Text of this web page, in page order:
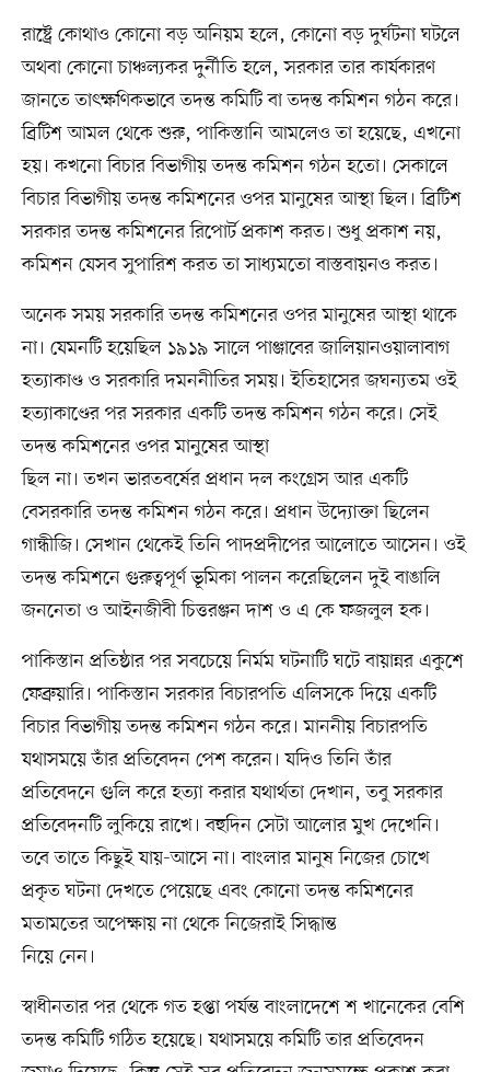
রাষ্ট্রে কোথাও কোনো বড় অনিয়ম হলে, কোনো বড় দুর্ঘটনা ঘটলে
অথবা কোনো চাঞ্চল্যকর দুর্নীতি হলে, সরকার তার কার্যকারণ
জানতে তাৎক্ষণিকভাবে তদন্ত কমিটি বা তদন্ত কমিশন গঠন করে।
ব্রিটিশ আমল থেকে শুরু, পাকিস্তানি আমলেও তা হয়েছে, এখনো
হয়। কখনো বিচার বিভাগীয় তদন্ত কমিশন গঠন হতো। সেকালে
বিচার বিভাগীয় তদন্ত কমিশনের ওপর মানুষের আস্থা ছিল। ব্রিটিশ
সরকার তদন্ত কমিশনের রিপোর্ট প্রকাশ করত। শুধু প্রকাশ নয়,
কমিশন যেসব সুপারিশ করত তা সাধ্যমতো বাস্তবায়নও করত।
অনেক সময় সরকারি তদন্ত কমিশনের ওপর মানুষের আস্থা থাকে
না। যেমনটি হয়েছিল ১৯১৯ সালে পাঞ্জাবের জালিয়ানওয়ালাবাগ
হত্যাকাণ্ড ও সরকারি দমননীতির সময়। ইতিহাসের জঘন্যতম ওই
হত্যাকাণ্ডের পর সরকার একটি তদন্ত কমিশন গঠন করে। সেই
তদন্ত কমিশনের ওপর মানুষের আস্থা
ছিল না। তখন ভারতবর্ষের প্রধান দল কংগ্রেস আর একটি
বেসরকারি তদন্ত কমিশন গঠন করে। প্রধান উদ্যোক্তা ছিলেন
গান্ধীজি। সেখান থেকেই তিনি পাদপ্রদীপের আলোতে আসেন। ওই
তদন্ত কমিশনে গুরুত্বপূর্ণ ভূমিকা পালন করেছিলেন দুই বাঙালি
জননেতা ও আইনজীবী চিত্তরঞ্জন দাশ ও এ কে ফজলুল হক।
পাকিস্তান প্রতিষ্ঠার পর সবচেয়ে নির্মম ঘটনাটি ঘটে বায়ান্নর একুশে
ফেব্রুয়ারি। পাকিস্তান সরকার বিচারপতি এলিসকে দিয়ে একটি
বিচার বিভাগীয় তদন্ত কমিশন গঠন করে। মাননীয় বিচারপতি
যথাসময়ে তাঁর প্রতিবেদন পেশ করেন। যদিও তিনি তাঁর
প্রতিবেদনে গুলি করে হত্যা করার যথার্থতা দেখান, তবু সরকার
প্রতিবেদনটি লুকিয়ে রাখে। বহুদিন সেটা আলোর মুখ দেখেনি।
তবে তাতে কিছুই যায়-আসে না। বাংলার মানুষ নিজের চোখে
প্রকৃত ঘটনা দেখতে পেয়েছে এবং কোনো তদন্ত কমিশনের
মতামতের অপেক্ষায় না থেকে নিজেরাই সিদ্ধান্ত
নিয়ে নেন।
স্বাধীনতার পর থেকে গত হপ্তা পর্যন্ত বাংলাদেশে শ খানেকের বেশি
তদন্ত কমিটি গঠিত হয়েছে। যথাসময়ে কমিটি তার প্রতিবেদন